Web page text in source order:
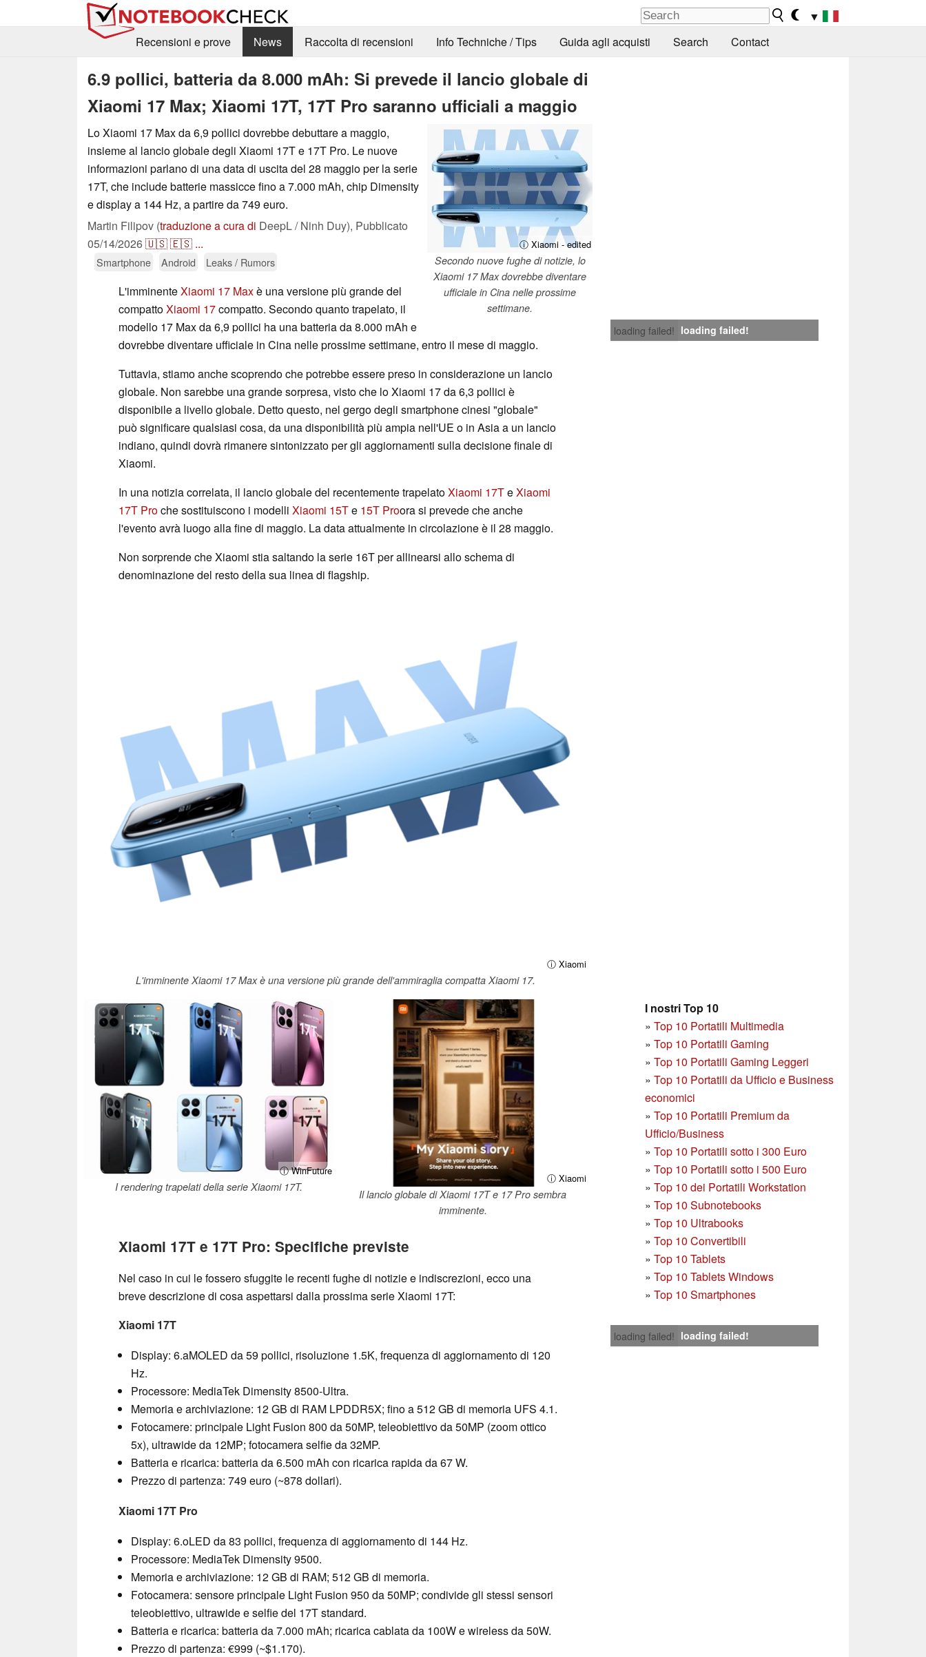
▼
Recensioni e prove
News Raccolta di recensioni Info Techniche / Tips Guida agli acquisti Search Contact
6.9 pollici, batteria da 8.000 mAh: Si prevede il lancio globale di
Xiaomi 17 Max; Xiaomi 17T, 17T Pro saranno ufficiali a maggio
ⓘ Xiaomi - edited
Secondo nuove fughe di notizie, lo
Xiaomi 17 Max dovrebbe diventare
ufficiale in Cina nelle prossime
settimane.
Lo Xiaomi 17 Max da 6,9 pollici dovrebbe debuttare a maggio,
insieme al lancio globale degli Xiaomi 17T e 17T Pro. Le nuove
informazioni parlano di una data di uscita del 28 maggio per la serie
17T, che include batterie massicce fino a 7.000 mAh, chip Dimensity
e display a 144 Hz, a partire da 749 euro.
Martin Filipov (traduzione a cura di DeepL / Ninh Duy), Pubblicato
05/14/2026🇺🇸🇪🇸 ...
Smartphone Android Leaks / Rumors
loading failed! loading failed!
L'imminenteXiaomi 17 Maxè una versione più grande del
compattoXiaomi 17compatto. Secondo quanto trapelato, il
modello 17 Max da 6,9 pollici ha una batteria da 8.000 mAh e
dovrebbe diventare ufficiale in Cina nelle prossime settimane, entro il mese di maggio.
Tuttavia, stiamo anche scoprendo che potrebbe essere preso in considerazione un lancio
globale. Non sarebbe una grande sorpresa, visto che lo Xiaomi 17 da 6,3 pollici è
disponibile a livello globale. Detto questo, nel gergo degli smartphone cinesi "globale"
può significare qualsiasi cosa, da una disponibilità più ampia nell'UE o in Asia a un lancio
indiano, quindi dovrà rimanere sintonizzato per gli aggiornamenti sulla decisione finale di
Xiaomi.
In una notizia correlata, il lancio globale del recentemente trapelatoXiaomi 17TeXiaomi
17T Proche sostituiscono i modelli Xiaomi 15Te 15T Proora si prevede che anche
l'evento avrà luogo alla fine di maggio. La data attualmente in circolazione è il 28 maggio.
Non sorprende che Xiaomi stia saltando la serie 16T per allinearsi allo schema di
denominazione del resto della sua linea di flagship.
ⓘ Xiaomi
L'imminente Xiaomi 17 Max è una versione più grande dell'ammiraglia compatta Xiaomi 17.
I nostri Top 10
» Top 10 Portatili Multimedia
» Top 10 Portatili Gaming
» Top 10 Portatili Gaming Leggeri
» Top 10 Portatili da Ufficio e Business
economici
» Top 10 Portatili Premium da
Ufficio/Business
» Top 10 Portatili sotto i 300 Euro
» Top 10 Portatili sotto i 500 Euro
» Top 10 dei Portatili Workstation
» Top 10 Subnotebooks
» Top 10 Ultrabooks
» Top 10 Convertibili
» Top 10 Tablets
» Top 10 Tablets Windows
» Top 10 Smartphones
ⓘ WinFuture
I rendering trapelati della serie Xiaomi 17T.
ⓘ Xiaomi
Il lancio globale di Xiaomi 17T e 17 Pro sembra
imminente.
loading failed! loading failed!
Xiaomi 17T e 17T Pro: Specifiche previste
Nel caso in cui le fossero sfuggite le recenti fughe di notizie e indiscrezioni, ecco una
breve descrizione di cosa aspettarsi dalla prossima serie Xiaomi 17T:
Xiaomi 17T
Display: 6.aMOLED da 59 pollici, risoluzione 1.5K, frequenza di aggiornamento di 120
Hz.
Processore: MediaTek Dimensity 8500-Ultra.
Memoria e archiviazione: 12 GB di RAM LPDDR5X; fino a 512 GB di memoria UFS 4.1.
Fotocamere: principale Light Fusion 800 da 50MP, teleobiettivo da 50MP (zoom ottico
5x), ultrawide da 12MP; fotocamera selfie da 32MP.
Batteria e ricarica: batteria da 6.500 mAh con ricarica rapida da 67 W.
Prezzo di partenza: 749 euro (~878 dollari).
Xiaomi 17T Pro
Display: 6.oLED da 83 pollici, frequenza di aggiornamento di 144 Hz.
Processore: MediaTek Dimensity 9500.
Memoria e archiviazione: 12 GB di RAM; 512 GB di memoria.
Fotocamera: sensore principale Light Fusion 950 da 50MP; condivide gli stessi sensori
teleobiettivo, ultrawide e selfie del 17T standard.
Batteria e ricarica: batteria da 7.000 mAh; ricarica cablata da 100W e wireless da 50W.
Prezzo di partenza: €999 (~$1.170).